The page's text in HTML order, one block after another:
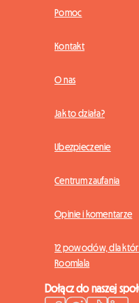
Pomoc
Kontakt
O nas
Jak to działa?
Ubezpieczenie
Centrum zaufania
Opinie i komentarze
12 powodów, dla
Roomlala
Dołącz do naszej